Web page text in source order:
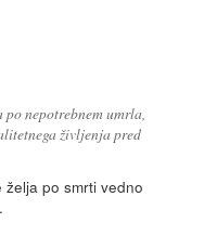
po nepotrebnem umrla,
življenja pred
po smrti vedno